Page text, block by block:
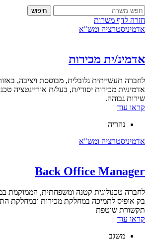
חיפוש
חזרה לדף משרות
אדמיניסטרציה ומש"א
אדמינ/ית מכירות
לחברה תעשייתית גלובלית, מבוססת ויציבה,
אדמינ/ית מכירות יסודי/ת, בעל/ת אוריינטציה
שירות גבוהה.
קראו עוד
נהריה
אדמיניסטרציה ומש"א
Back Office Manager
לחברה טכנולוגית קטנה ומשפחתית, הממוקמת
בק אופיס לתמיכה במחלקת מכירות ובמחלקת
תקשורת שוטפת
קראו עוד
משגב